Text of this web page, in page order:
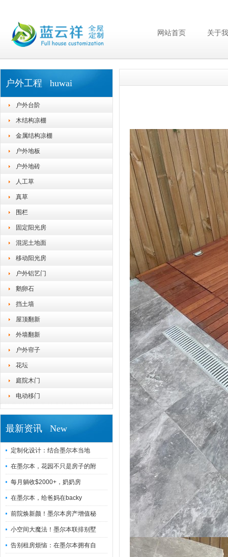
网站首页 关于
户外工程 huwai
户外台阶
木结构凉棚
金属结构凉棚
户外地板
户外地砖
人工草
真草
围栏
固定阳光房
混泥土地面
移动阳光房
户外铝艺门
鹅卵石
挡土墙
屋顶翻新
外墙翻新
户外帘子
花坛
庭院木门
电动移门
最新资讯 New
定制化设计：结合墨尔本当地
在墨尔本，花园不只是房子的附
每月躺收$2000+，奶奶房
在墨尔本，给爸妈在backy
前院焕新颜！墨尔本房产增值秘
小空间大魔法！墨尔本联排别墅
告别租房烦恼：在墨尔本拥有自